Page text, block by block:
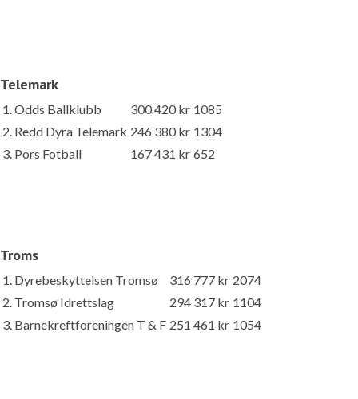
Telemark
1. Odds Ballklubb 300 420 kr 1085
2. Redd Dyra Telemark 246 380 kr 1304
3. Pors Fotball
167 431 kr 652
Troms
1. Dyrebeskyttelsen Tromsø 316 777 kr 2074
2. Tromsø Idrettslag
294 317 kr 1104
3. Barnekreftforeningen T & F 251 461 kr 1054